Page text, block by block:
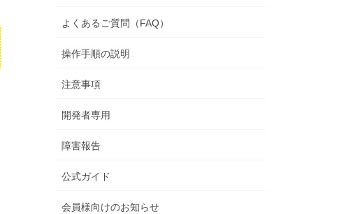
よくあるご質問（FAQ）
操作手順の説明
注意事項
開発者専用
障害報告
公式ガイド
会員様向けのお知らせ